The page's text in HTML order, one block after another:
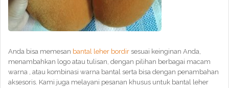
Anda bisa memesan bantal leher bordir sesuai keinginan Anda,
menambahkan logo atau tulisan, dengan pilihan berbagai macam
warna , atau kombinasi warna bantal serta bisa dengan penambahan
aksesoris. Kami juga melayani pesanan khusus untuk bantal leher